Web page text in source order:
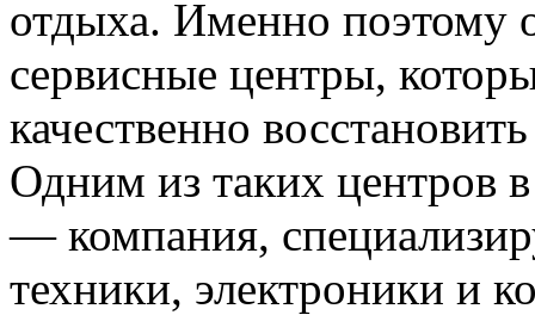
отдыха. Именно поэтому
сервисные центры,
качественно
Одним из таких центров
— компания,
техники, электроники и